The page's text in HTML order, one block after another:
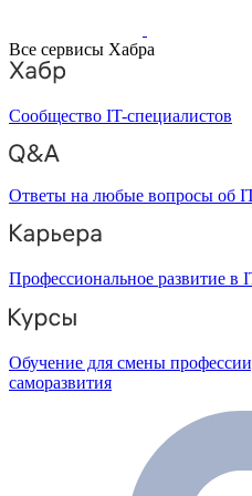
Все сервисы Хабра
Сообщество IT-специалистов
Ответы на любые вопросы об
Профессиональное развитие в
Обучение для смены
саморазвития